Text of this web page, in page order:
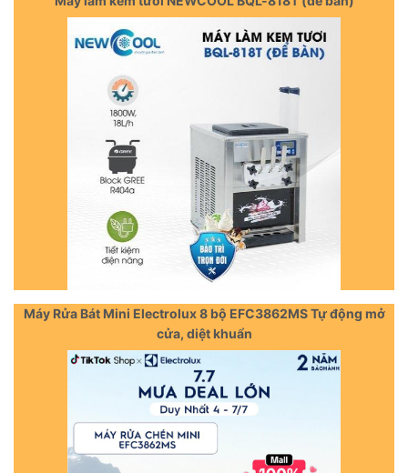
Máy Rửa Bát Mini Electrolux 8 bộ EFC3862MS Tự động mở
cửa, diệt khuẩn